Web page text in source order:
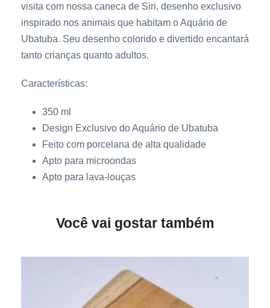
t
i
d
a
e
visita com nossa caneca de Siri, desenho exclusivo
inspirado nos animais que habitam o Aquário de
Ubatuba. Seu desenho colorido e divertido encantará
tanto crianças quanto adultos.
Características:
350 ml
Design Exclusivo do Aquário de Ubatuba
Feito com porcelana de alta qualidade
Apto para microondas
Apto para lava-louças
Você vai gostar também